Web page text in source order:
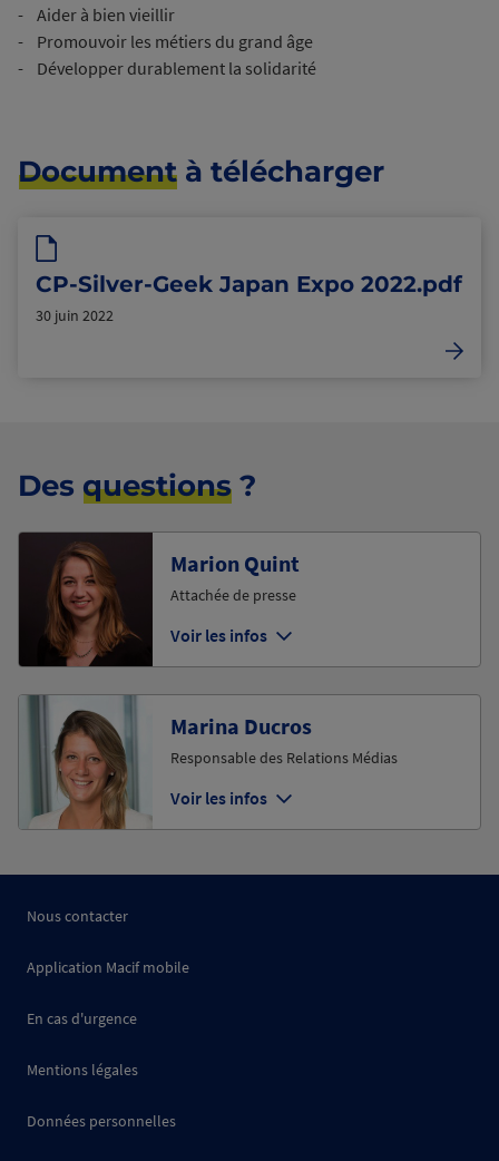
Document à télécharger
CP-Silver-Geek Japan Expo 2022.pdf
30 juin 2022
Des questions ?
Marion Quint
Attachée de presse
Voir les infos
Marina Ducros
Responsable des Relations Médias
Voir les infos
- Aider à bien vieillir
- Promouvoir les métiers du grand âge
- Développer durablement la solidarité
Nous contacter
Application Macif mobile
En cas d'urgence
Mentions légales
Données personnelles